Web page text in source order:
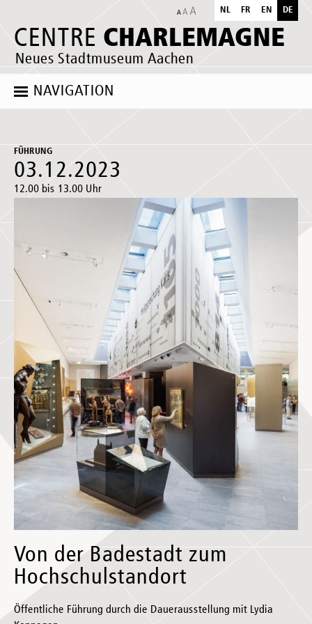
CENTRE CHARLEMAGNE
Neues Stadtmuseum Aachen
NL FR EN DE
NAVIGATION
FÜHRUNG
03.12.2023
12.00 bis 13.00 Uhr
Von der Badestadt zum
Hochschulstandort
Öffentliche Führung durch die Dauerausstellung mit Lydia